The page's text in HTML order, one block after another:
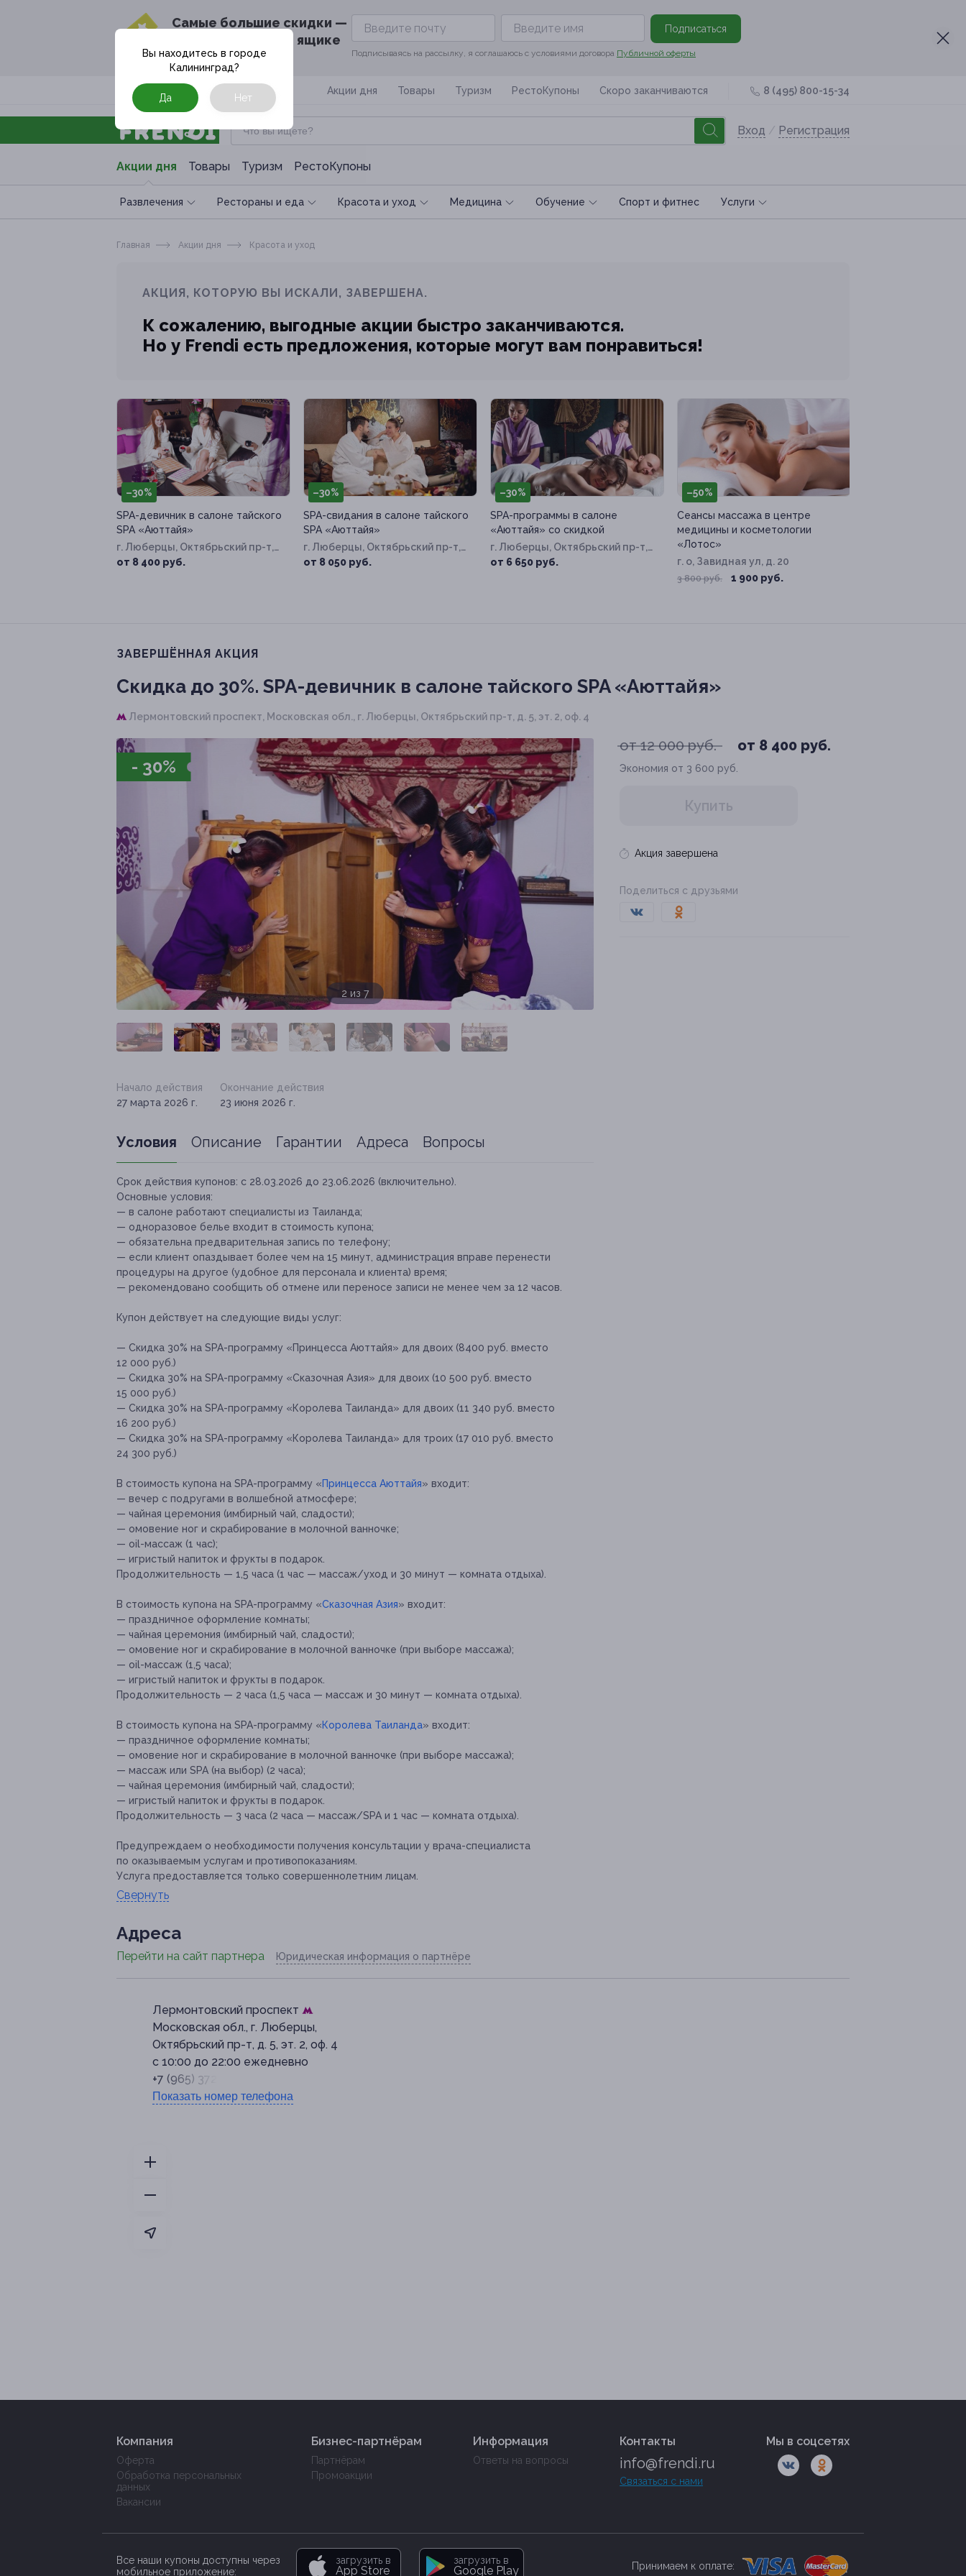
Cамые большие скидки —
в твоём почтовом ящике
Подписаться
Подписываясь на рассылку, я соглашаюсь с условиями договора Публичной оферты
Москва Акции дня Товары Туризм РестоКупоны Скоро заканчиваются 8 (495) 800-15-34
Вход / Регистрация
Акции дня Товары Туризм РестоКупоны
Развлечения Рестораны и еда Красота и уход Медицина Обучение Спoрт и фитнес Услуги
Вы находитесь в городе
Калининград?
Да Нет
Главная Акции дня Красота и уход
АКЦИЯ, КОТОРУЮ ВЫ ИСКАЛИ, ЗАВЕРШЕНА.
К сожалению, выгодные акции быстро заканчиваются.
Но у Frendi есть предложения, которые могут вам понравиться!
–30%
SPA-девичник в салоне тайского
SPA «Аюттайя»
г. Люберцы, Октябрьский пр-т,
д. 5
от 8 400 руб.
–30%
SPA-свидания в салоне тайского
SPA «Аюттайя»
г. Люберцы, Октябрьский пр-т,
д. 5
от 8 050 руб.
–30%
SPA-программы в салоне
«Аюттайя» со скидкой
г. Люберцы, Октябрьский пр-т,
д. 5
от 6 650 руб.
–50%
Сеансы массажа в центре
медицины и косметологии
«Лотос»
г. о, Завидная ул, д. 20
3 800 руб. 1 900 руб.
ЗАВЕРШЁННАЯ АКЦИЯ
Скидка до 30%. SPA-девичник в салоне тайского SPA «Аюттайя»
Лермонтовский проспект, Московская обл., г. Люберцы, Октябрьский пр-т, д. 5, эт. 2, оф. 4
- 30%
3 из 7
от 12 000 руб. от 8 400 руб.
Экономия от 3 600 руб.
Купить
Акция завершена
Поделиться с друзьями
Начало действия
27 марта 2026 г.
Окончание действия
23 июня 2026 г.
Условия Описание Гарантии Адреса Вопросы
Срок действия купонов: с 28.03.2026 до 23.06.2026 (включительно).
Основные условия:
— в салоне работают специалисты из Таиланда;
— одноразовое белье входит в стоимость купона;
— обязательна предварительная запись по телефону;
— если клиент опаздывает более чем на 15 минут, администрация вправе перенести
процедуры на другое (удобное для персонала и клиента) время;
— рекомендовано сообщить об отмене или переносе записи не менее чем за 12 часов.
Купон действует на следующие виды услуг:
— Скидка 30% на SPA-программу «Принцесса Аюттайя» для двоих (8400 руб. вместо
12 000 руб.)
— Скидка 30% на SPA-программу «Сказочная Азия» для двоих (10 500 руб. вместо
15 000 руб.)
— Скидка 30% на SPA-программу «Королева Таиланда» для двоих (11 340 руб. вместо
16 200 руб.)
— Скидка 30% на SPA-программу «Королева Таиланда» для троих (17 010 руб. вместо
24 300 руб.)
В стоимость купона на SPA-программу «Принцесса Аюттайя» входит:
— вечер с подругами в волшебной атмосфере;
— чайная церемония (имбирный чай, сладости);
— омовение ног и скрабирование в молочной ванночке;
— oil-массаж (1 час);
— игристый напиток и фрукты в подарок.
Продолжительность — 1,5 часа (1 час — массаж/уход и 30 минут — комната отдыха).
В стоимость купона на SPA-программу «Сказочная Азия» входит:
— праздничное оформление комнаты;
— чайная церемония (имбирный чай, сладости);
— омовение ног и скрабирование в молочной ванночке (при выборе массажа);
— oil-массаж (1,5 часа);
— игристый напиток и фрукты в подарок.
Продолжительность — 2 часа (1,5 часа — массаж и 30 минут — комната отдыха).
В стоимость купона на SPA-программу «Королева Таиланда» входит:
— праздничное оформление комнаты;
— омовение ног и скрабирование в молочной ванночке (при выборе массажа);
— массаж или SPA (на выбор) (2 часа);
— чайная церемония (имбирный чай, сладости);
— игристый напиток и фрукты в подарок.
Продолжительность — 3 часа (2 часа — массаж/SPA и 1 час — комната отдыха).
Предупреждаем о необходимости получения консультации у врача-специалиста
по оказываемым услугам и противопоказаниям.
Услуга предоставляется только совершеннолетним лицам.
Свернуть
Адресa
Перейти на сайт партнера Юридическая информация о партнёре
Лермонтовский проспект
Московская обл., г. Люберцы,
Октябрьский пр-т, д. 5, эт. 2, оф. 4
с 10:00 до 22:00 ежедневно
+7 (965) 372-17-05
Показать номер телефона
Компания
Оферта
Обработка персональных
данных
Вакансии
Бизнес-партнёрам
Партнёрам
Промоакции
Информация
Ответы на вопросы
Контакты
info@frendi.ru
Связаться с нами
Мы в соцсетях
Все наши купоны доступны через
мобильное приложение:
загрузить в
App Store
загрузить в
Google Play Принимаем к оплате: